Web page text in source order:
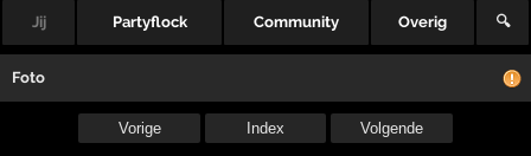
Jij Partyflock Community Overig 🔍
Foto
Vorige Index Volgende